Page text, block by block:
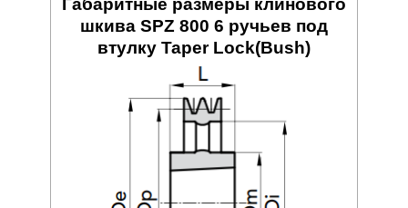
Габаритные размеры клинового
шкива SPZ 800 6 ручьев под
втулку Taper Lock(Bush)